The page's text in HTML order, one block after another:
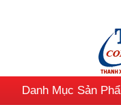
Danh Mục Sản